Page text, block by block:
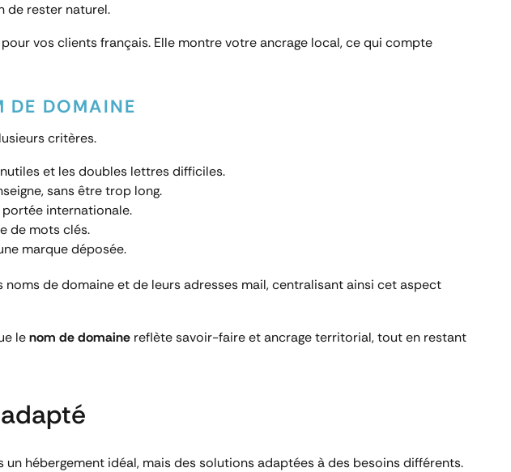
de rester naturel.
vos clients français. Elle montre votre ancrage local, ce qui compte
DE DOMAINE
critères.
et les doubles lettres difficiles.
sans être trop long.
internationale.
de mots clés.
marque déposée.
noms de domaine et de leurs adresses mail, centralisant ainsi cet aspect
lenom de domaine reflète savoir-faire et ancrage territorial, tout en restant
hébergement idéal, mais des solutions adaptées à des besoins différents.